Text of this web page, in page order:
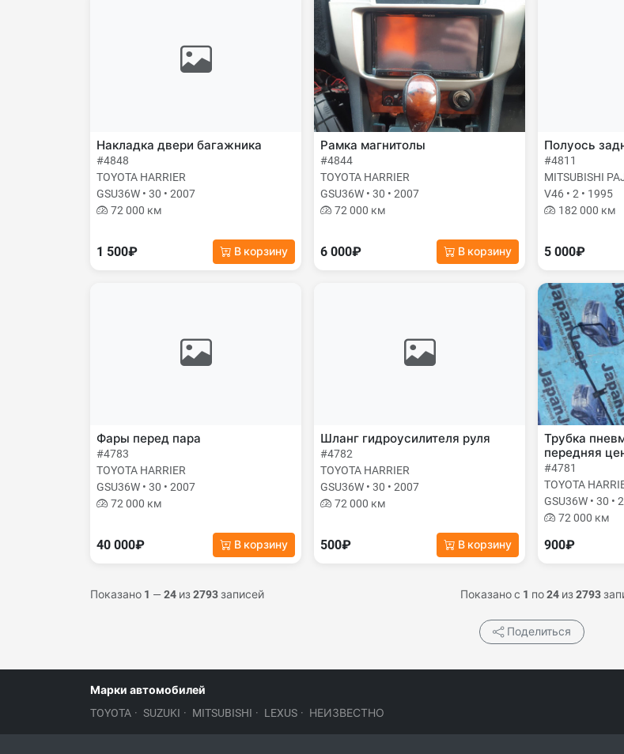
Накладка двери багажника
#4848
TOYOTA HARRIER
GSU36W • 30 • 2007
72 000 км
1 500₽ В корзину
Рамка магнитолы
#4844
TOYOTA HARRIER
GSU36W • 30 • 2007
72 000 км
6 000₽ В корзину
Полуось
#4811
MITSUBISHI
V46 • 2 • 1995
182 000 км
5 000₽
Фары перед пара
#4783
TOYOTA HARRIER
GSU36W • 30 • 2007
72 000 км
40 000₽ В корзину
Шланг гидроусилителя руля
#4782
TOYOTA HARRIER
GSU36W • 30 • 2007
72 000 км
500₽ В корзину
Трубка
передняя
#4781
TOYOTA
GSU36W • 30 •
72 000 км
900₽
Показано 1 — 24 из2793записей Показано с 1 по24 из2793
Поделиться
Марки автомобилей
TOYOTA · SUZUKI · MITSUBISHI · LEXUS · НЕИЗВЕСТНО